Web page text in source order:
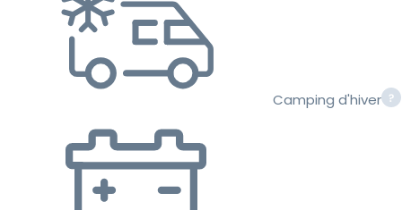
Camping d'hiver